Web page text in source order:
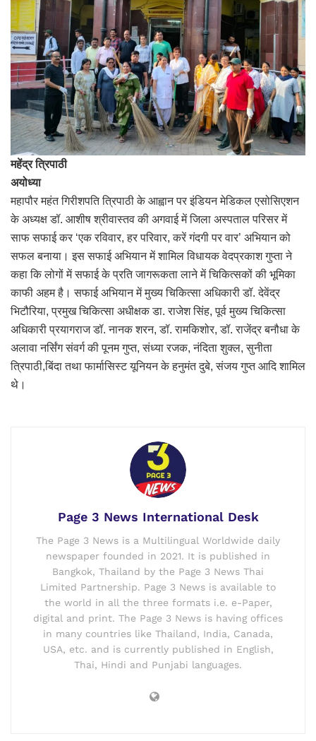
महेंद्र त्रिपाठी
अयोध्या
महापौर महंत गिरीशपति त्रिपाठी के आह्वान पर इंडियन मेडिकल एसोसिएशन
के अध्यक्ष डॉ. आशीष श्रीवास्तव की अगवाई में जिला अस्पताल परिसर में
साफ सफाई कर ‘एक रविवार, हर परिवार, करें गंदगी पर वार’ अभियान को
सफल बनाया। इस सफाई अभियान में शामिल विधायक वेदप्रकाश गुप्ता ने
कहा कि लोगों में सफाई के प्रति जागरूकता लाने में चिकित्सकों की भूमिका
काफी अहम है। सफाई अभियान में मुख्य चिकित्सा अधिकारी डॉ. देवेंद्र
भिटौरिया, प्रमुख चिकित्सा अधीक्षक डा. राजेश सिंह, पूर्व मुख्य चिकित्सा
अधिकारी प्रयागराज डॉ. नानक शरन, डॉ. रामकिशोर, डॉ. राजेंद्र बनौधा के
अलावा नर्सिंग संवर्ग की पूनम गुप्त, संध्या रजक, नंदिता शुक्ल, सुनीता
त्रिपाठी,बिंदा तथा फार्मासिस्ट यूनियन के हनुमंत दुबे, संजय गुप्त आदि शामिल
थे।
Page 3 News International Desk
The Page 3 News is a Multilingual Worldwide daily
newspaper founded in 2021. It is published in
Bangkok, Thailand by the Page 3 News Thai
Limited Partnership. Page 3 News is available to
the world in all the three formats i.e. e-Paper,
digital and print. The Page 3 News is having offices
in many countries like Thailand, India, Canada,
USA, etc. and is currently published in English,
Thai, Hindi and Punjabi languages.